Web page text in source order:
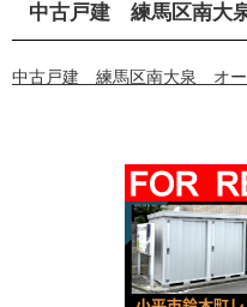
中古戸建 練馬区南大
中古戸建 練馬区南大泉 オー